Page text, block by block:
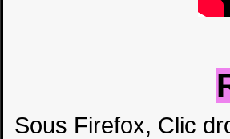
Sous Firefox, Clic